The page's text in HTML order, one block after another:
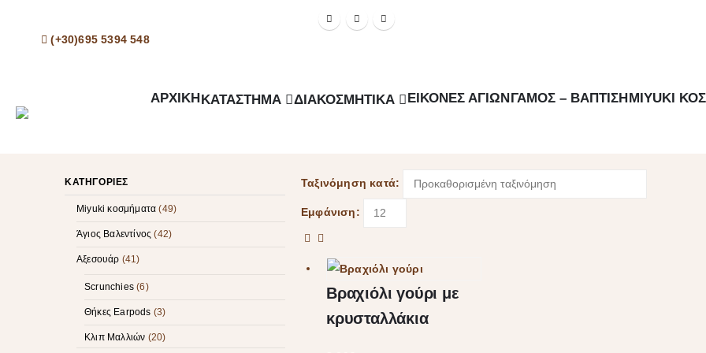
(+30)695 5394 548
ΑΡΧΙΚΉΚΑΤΆΣΤΗΜΑ ΔΙΑΚΟΣΜΗΤΙΚΆ ΕΙΚΌΝΕΣ ΑΓΊΩΝΓΆΜΟΣ – ΒΆΠΤΙΣΗMIYUKI
Ταξινόμηση κατά:
Εμφάνιση:
Βραχιόλι γούρι με
κρυσταλλάκια
ΚΑΤΗΓΟΡΊΕΣ
Miyuki κοσμήματα (49)
Άγιος Βαλεντίνος (42)
Αξεσουάρ (41)
Scrunchies (6)
Θήκες Earpods (3)
Κλιπ Μαλλιών (20)